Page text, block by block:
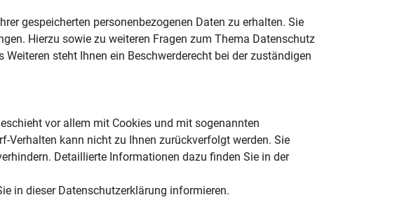
gespeicherten personenbezogenen Daten zu erhalten. Sie
Hierzu sowie zu weiteren Fragen zum Thema Datenschutz
steht Ihnen ein Beschwerderecht bei der zuständigen
vor allem mit Cookies und mit sogenannten
Verhalten kann nicht zu Ihnen zurückverfolgt werden. Sie
Detaillierte Informationen dazu finden Sie in der
in dieser Datenschutzerklärung informieren.